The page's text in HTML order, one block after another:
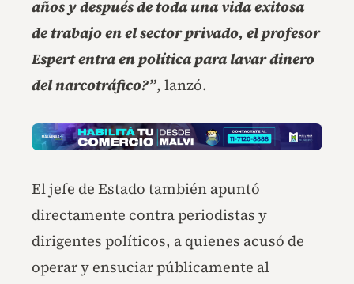
años y después de toda una vida exitosa
de trabajo en el sector privado, el profesor
Espert entra en política para lavar dinero
del narcotráfico?”, lanzó.
El jefe de Estado también apuntó
directamente contra periodistas y
dirigentes políticos, a quienes acusó de
operar y ensuciar públicamente al